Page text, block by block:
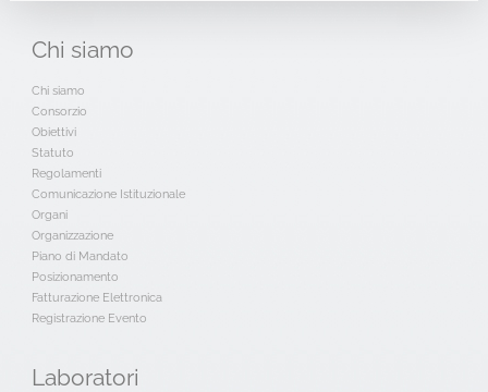
Chi siamo
Chi siamo
Consorzio
Obiettivi
Statuto
Regolamenti
Comunicazione Istituzionale
Organi
Organizzazione
Piano di Mandato
Posizionamento
Fatturazione Elettronica
Registrazione Evento
Laboratori